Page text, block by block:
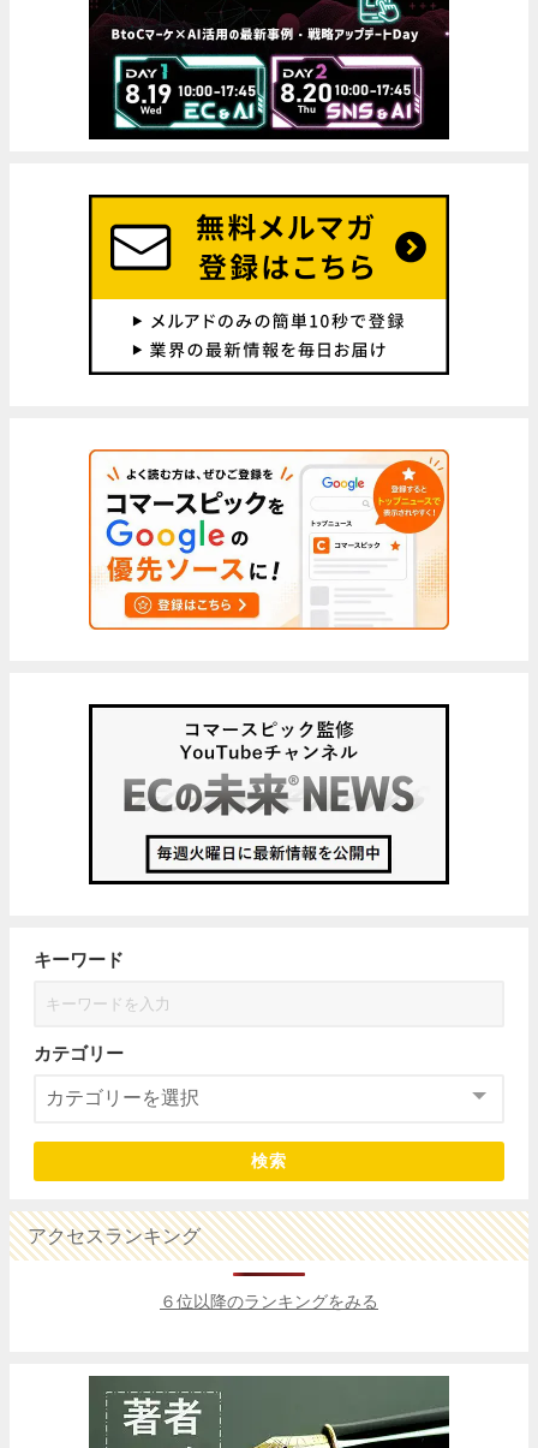
キーワード
カテゴリー
検索
アクセスランキング
６位以降のランキングをみる